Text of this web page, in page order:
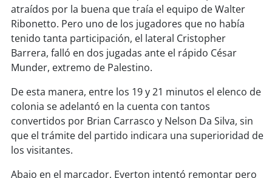
soysanantonio
soychillán
soy talcahuano
soyconcepción
soy coronel
atraídos por la buena que traía el equipo de Walter
Ribonetto. Pero uno de los jugadores que no había
tenido tanta participación, el lateral Cristopher
Barrera, falló en dos jugadas ante el rápido César
Munder, extremo de Palestino.
De esta manera, entre los 19 y 21 minutos el elenco de
colonia se adelantó en la cuenta con tantos
convertidos por Brian Carrasco y Nelson Da Silva, sin
que el trámite del partido indicara una superioridad de
los visitantes.
Abajo en el marcador, Everton intentó remontar pero